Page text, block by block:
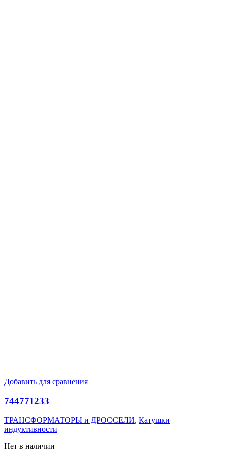
Добавить для сравнения
744771233
ТРАНСФОРМАТОРЫ и ДРОССЕЛИ, Катушки
индуктивности
Нет в наличии